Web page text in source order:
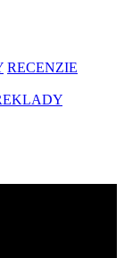
RECENZIE